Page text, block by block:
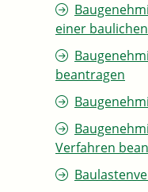
einer
beantragen
Verfahren